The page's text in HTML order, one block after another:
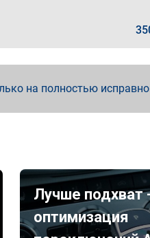
на полностью
Лучше подхват
оптимизация